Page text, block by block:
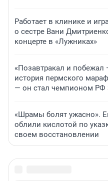
Работает в клинике и
о сестре Вани
концерте в «Лужниках»
«Позавтракал и побежал
история пермского
— он стал чемпионом РФ
«Шрамы болят ужасно».
облили кислотой по
своем восстановлении